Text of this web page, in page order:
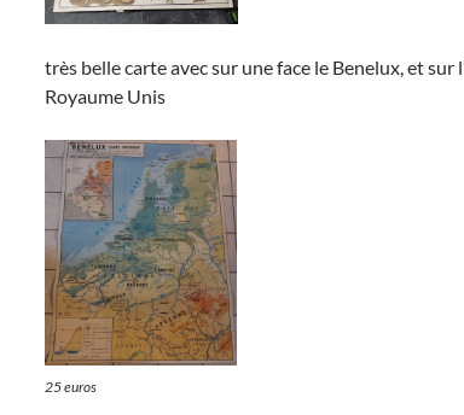
très belle carte avec sur une face le Benelux, et sur
Royaume Unis
25 euros